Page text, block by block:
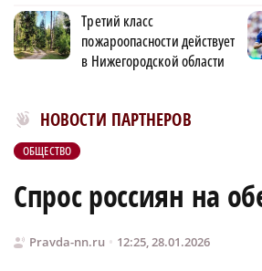
Третий класс
пожароопасности действует
в Нижегородской области
НОВОСТИ ПАРТНЕРОВ
Новости МирТесен
ОБЩЕСТВО
Спрос россиян на
Pravda-nn.ru 12:25, 28.01.2026